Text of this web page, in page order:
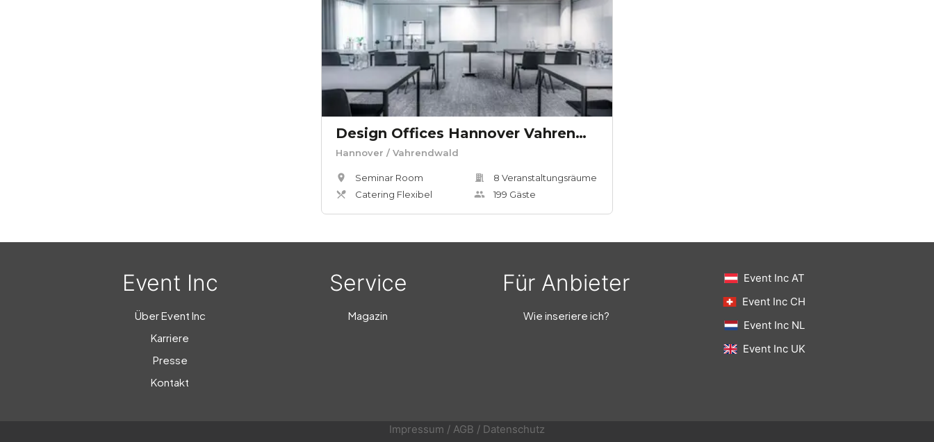
Design Offices Hannover Vahrenwald
Hannover / Vahrendwald
Seminar Room
Catering Flexibel
8 Veranstaltungsräume
199 Gäste
Event Inc
Über Event Inc
Karriere
Presse
Kontakt
Service
Magazin
Für Anbieter
Wie inseriere ich?
Event Inc AT
Event Inc CH
Event Inc NL
Event Inc UK
Impressum / AGB / Datenschutz